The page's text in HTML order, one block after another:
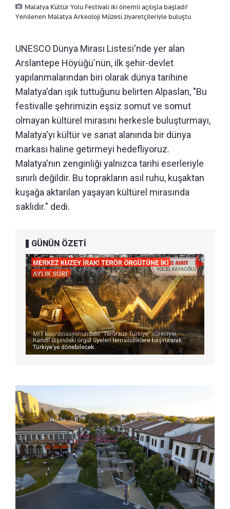
Malatya Kültür Yolu Festivali iki önemli açılışla başladı!
Yenilenen Malatya Arkeoloji Müzesi ziyaretçileriyle buluştu
UNESCO Dünya Mirası Listesi'nde yer alan
Arslantepe Höyüğü'nün, ilk şehir-devlet
yapılanmalarından biri olarak dünya tarihine
Malatya'dan ışık tuttuğunu belirten Alpaslan, "Bu
festivalle şehrimizin eşsiz somut ve somut
olmayan kültürel mirasını herkesle buluşturmayı,
Malatya'yı kültür ve sanat alanında bir dünya
markası haline getirmeyi hedefliyoruz.
Malatya'nın zenginliği yalnızca tarihi eserleriyle
sınırlı değildir. Bu toprakların asıl ruhu, kuşaktan
kuşağa aktarılan yaşayan kültürel mirasında
saklıdır." dedi.
GÜNÜN ÖZETİ